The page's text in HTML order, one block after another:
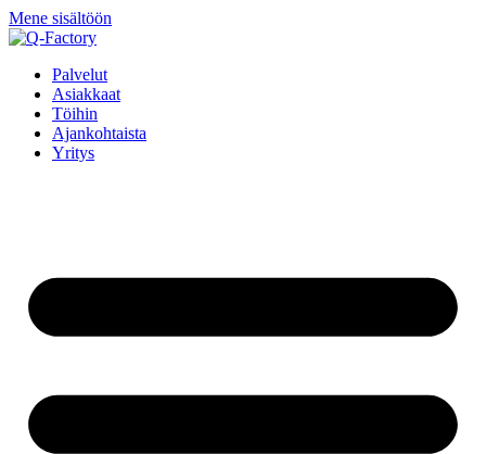
Mene sisältöön
Palvelut
Asiakkaat
Töihin
Ajankohtaista
Yritys